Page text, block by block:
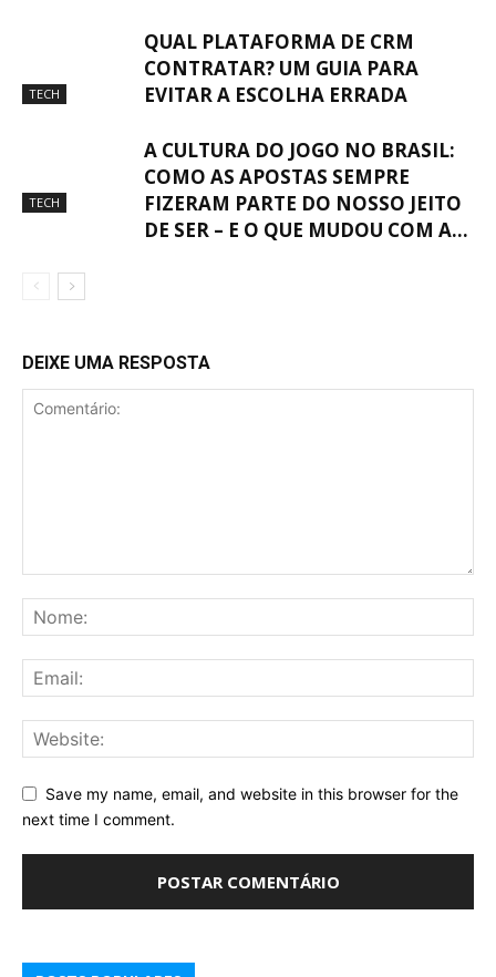
TECH
QUAL PLATAFORMA DE CRM
CONTRATAR? UM GUIA PARA
EVITAR A ESCOLHA ERRADA
TECH
A CULTURA DO JOGO NO BRASIL:
COMO AS APOSTAS SEMPRE
FIZERAM PARTE DO NOSSO JEITO
DE SER – E O QUE MUDOU COM A...
DEIXE UMA RESPOSTA
Save my name, email, and website in this browser for the
next time I comment.